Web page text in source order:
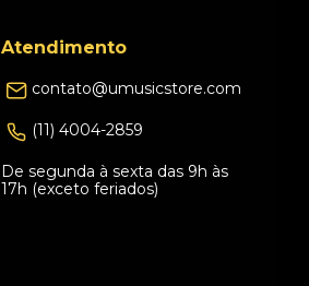
Atendimento
contato@umusicstore.com
(11) 4004-2859
De segunda à sexta das 9h às
17h (exceto feriados)